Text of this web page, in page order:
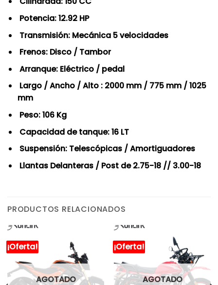
Potencia: 12.92 HP
Transmisión: Mecánica 5 velocidades
Frenos: Disco / Tambor
Arranque: Eléctrico / pedal
Largo / Ancho / Alto : 2000 mm / 775 mm / 1025
mm
Peso: 106 Kg
Capacidad de tanque: 16 LT
Suspensión: Telescópicas / Amortiguadores
Llantas Delanteras / Post de 2.75-18 // 3.00-18
PRODUCTOS RELACIONADOS
¡Oferta!
AGOTADO
¡Oferta!
AGOTADO